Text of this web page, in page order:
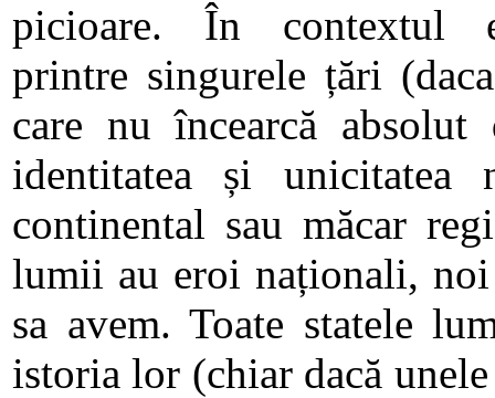
picioare. În contextul
printre singurele țări
care nu încearcă absolut
identitatea și unicitatea
continental sau măcar
lumii au eroi naționali,
sa avem. Toate statele
istoria lor (chiar dacă